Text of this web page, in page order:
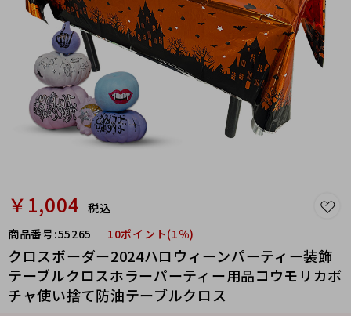
￥1,004 税込
商品番号:55265 10ポイント(1％)
クロスボーダー2024ハロウィーンパーティー装飾
テーブルクロスホラーパーティー用品コウモリカボ
チャ使い捨て防油テーブルクロス